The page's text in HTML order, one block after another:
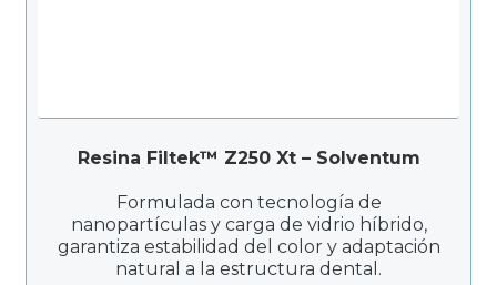
Resina Filtek™ Z250 Xt – Solventum
Formulada con tecnología de
nanopartículas y carga de vidrio híbrido,
garantiza estabilidad del color y adaptación
natural a la estructura dental.